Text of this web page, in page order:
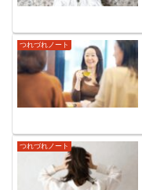
つれづれノート
つれづれノート